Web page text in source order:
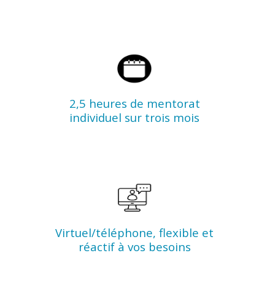
2,5 heures de mentorat
individuel sur trois mois
Virtuel/téléphone, flexible et
réactif à vos besoins